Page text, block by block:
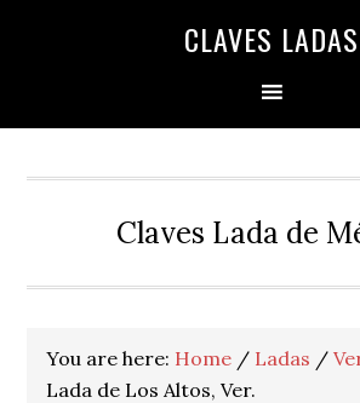
CLAVES LADAS
Claves Lada de
You are here: Home / Ladas /
Lada de Los Altos, Ver.